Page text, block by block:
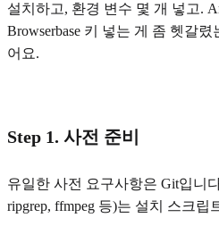
설치하고, 환경 변수 몇 개 넣고.
Browserbase 키 넣는 게 좀 헷갈
어요.
Step 1. 사전 준비
유일한 사전 요구사항은 Git입니
ripgrep, ffmpeg 등)는 설치 스크